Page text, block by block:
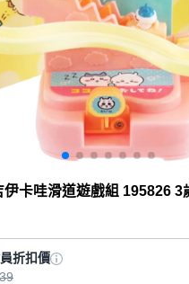
伊卡哇滑道遊戲組 195826 3
折扣價